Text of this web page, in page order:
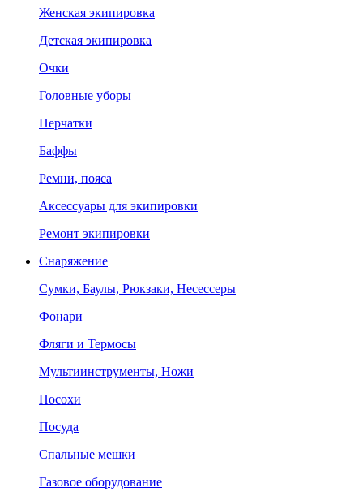
Женская экипировка
Детская экипировка
Очки
Головные уборы
Перчатки
Баффы
Ремни, пояса
Аксессуары для экипировки
Ремонт экипировки
Снаряжение
Сумки, Баулы, Рюкзаки, Несессеры
Фонари
Фляги и Термосы
Мультиинструменты, Ножи
Посохи
Посуда
Спальные мешки
Газовое оборудование